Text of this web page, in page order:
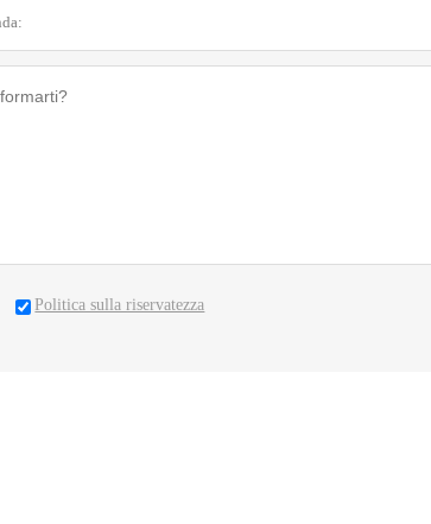
Politica sulla riservatezza